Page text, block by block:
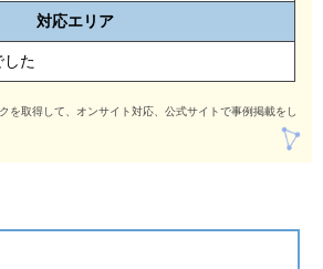
対応エリア
した
を取得して、オンサイト対応、公式サイトで事例掲載をして